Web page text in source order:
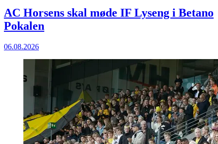
AC Horsens skal møde IF Lyseng i Betano
Pokalen
06.08.2026